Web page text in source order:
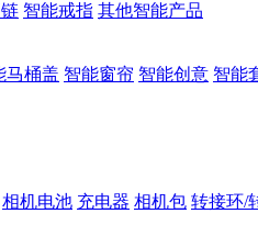
智能戒指 其他智能产品
马桶盖 智能窗帘 智能创意 智能
相机电池 充电器 相机包 转接环/